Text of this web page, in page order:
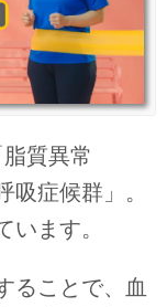
質異常
症候群」。
います。
ることで、血